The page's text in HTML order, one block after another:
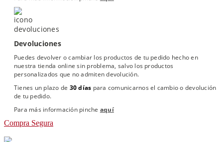
Devoluciones
Puedes devolver o cambiar los productos de tu pedido hecho en
nuestra tienda online sin problema, salvo los productos
personalizados que no admiten devolución.
Tienes un plazo de 30 días para comunicarnos el cambio o devolución
de tu pedido.
Para más información pinche aquí
Compra Segura